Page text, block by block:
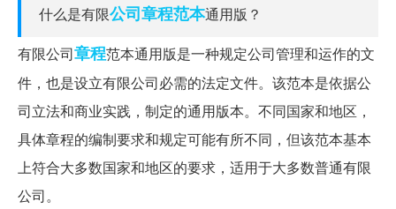
什么是有限公司章程范本通用版？
有限公司章程范本通用版是一种规定公司管理和运作的文
件，也是设立有限公司必需的法定文件。该范本是依据公
司立法和商业实践，制定的通用版本。不同国家和地区，
具体章程的编制要求和规定可能有所不同，但该范本基本
上符合大多数国家和地区的要求，适用于大多数普通有限
公司。